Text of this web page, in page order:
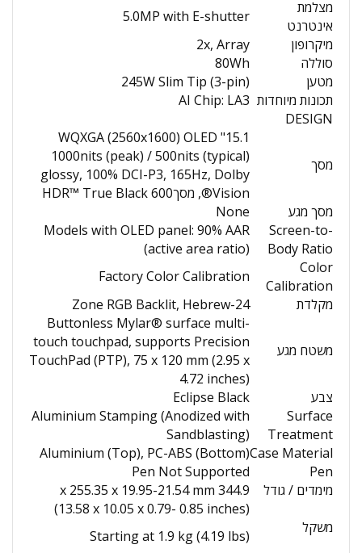
מצלמת
אינטרנט
5.0MP with E-shutter
מיקרופון
2x, Array
סוללה
80Wh
מטען
245W Slim Tip (3-pin)
תכונות מיוחדות AI Chip: LA3
DESIGN
מסך
15.1" WQXGA (2560x1600) OLED
1000nits (peak) / 500nits (typical)
glossy, 100% DCI-P3, 165Hz, Dolby
Vision®, מסךHDR™ True Black 600
מסך מגע
None
Screen-to-
Body Ratio
Models with OLED panel: 90% AAR
(active area ratio)
Color
Calibration
Factory Color Calibration
מקלדת
24-Zone RGB Backlit, Hebrew
משטח מגע
Buttonless Mylar® surface multi-
touch touchpad, supports Precision
TouchPad (PTP), 75 x 120 mm (2.95 x
4.72 inches)
צבע
Eclipse Black
Surface
Treatment
Aluminium Stamping (Anodized with
Sandblasting)
Case Material
Aluminium (Top), PC-ABS (Bottom)
Pen
Pen Not Supported
מימדים / גודל
344.9 x 255.35 x 19.95-21.54 mm
(13.58 x 10.05 x 0.79- 0.85 inches)
משקל
Starting at 1.9 kg (4.19 lbs)